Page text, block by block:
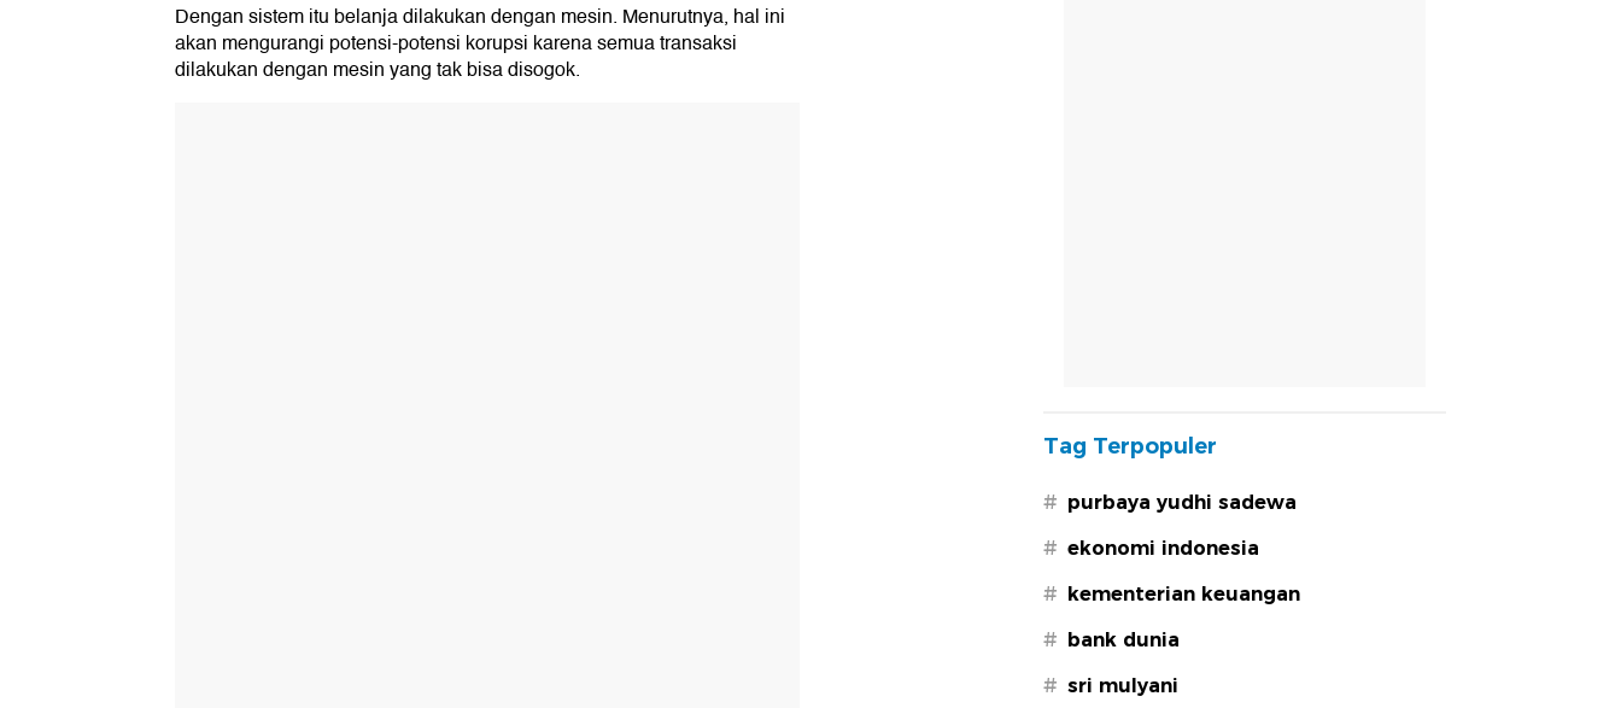
Dengan sistem itu belanja dilakukan dengan mesin. Menurutnya, hal ini
akan mengurangi potensi-potensi korupsi karena semua transaksi
dilakukan dengan mesin yang tak bisa disogok.
Tag Terpopuler
# purbaya yudhi sadewa
# ekonomi indonesia
# kementerian keuangan
# bank dunia
# sri mulyani